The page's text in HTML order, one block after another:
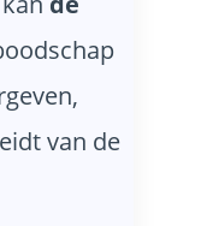
van de